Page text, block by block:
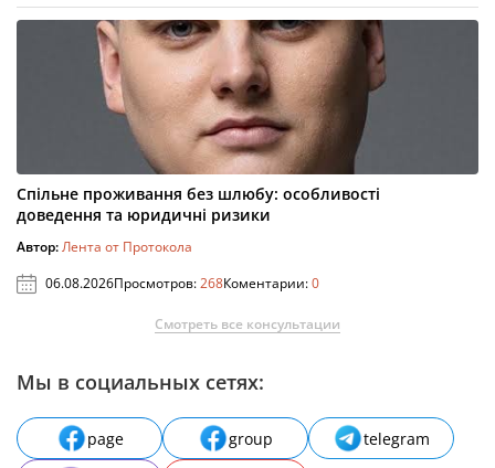
Спільне проживання без шлюбу: особливості
доведення та юридичні ризики
Автор:Лента от Протокола
06.08.2026Просмотров:268Коментарии:0
Смотреть все консультации
Мы в социальных сетях:
page group
telegram